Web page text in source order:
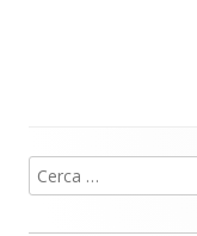
Barra
Ricerca
per: